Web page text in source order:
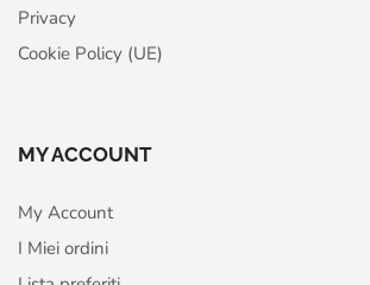
Privacy
Cookie Policy (UE)
MY ACCOUNT
My Account
I Miei ordini